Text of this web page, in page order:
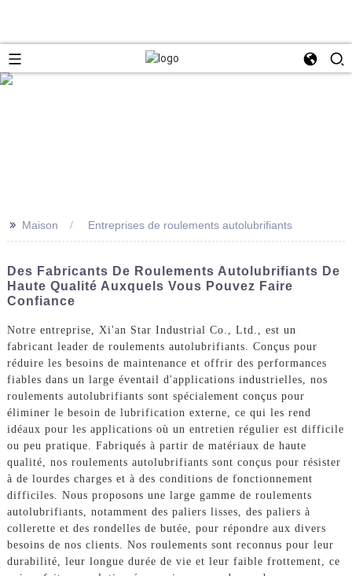
>> Maison Entreprises de roulements autolubrifiants
Des Fabricants De Roulements Autolubrifiants De
Haute Qualité Auxquels Vous Pouvez Faire
Confiance
Notre entreprise, Xi'an Star Industrial Co., Ltd., est un
fabricant leader de roulements autolubrifiants. Conçus pour
réduire les besoins de maintenance et offrir des performances
fiables dans un large éventail d'applications industrielles, nos
roulements autolubrifiants sont spécialement conçus pour
éliminer le besoin de lubrification externe, ce qui les rend
idéaux pour les applications où un entretien régulier est difficile
ou peu pratique. Fabriqués à partir de matériaux de haute
qualité, nos roulements autolubrifiants sont conçus pour résister
à de lourdes charges et à des conditions de fonctionnement
difficiles. Nous proposons une large gamme de roulements
autolubrifiants, notamment des paliers lisses, des paliers à
collerette et des rondelles de butée, pour répondre aux divers
besoins de nos clients. Nos roulements sont reconnus pour leur
durabilité, leur longue durée de vie et leur faible frottement, ce